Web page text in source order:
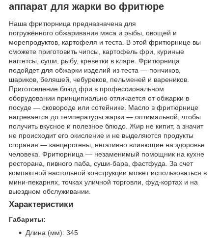
аппарат для жарки во фритюре
Наша фритюрница предназначена для
погружённого обжаривания мяса и рыбы, овощей и
морепродуктов, картофеля и теста. В этой фритюрнице вы
сможете приготовить чипсы, картофель фри, куриные
наггетсы, суши, рыбу, креветки в кляре. Фритюрница
подойдет для обжарки изделий из теста — пончиков,
шариков, беляшей, чебуреков, пельменей и вареников.
Приготовление блюд фри в профессиональном
оборудовании принципиально отличается от обжарки в
посуде — сковороде или сотейнике. Масло в фритюрнице
нагревается до температуры жарки — оптимальной, чтобы
получить вкусное и полезное блюдо. Жир не кипит, а значит
не происходит его окисление и не выделяются продукты
сгорания — канцерогены, негативно влияющие на здоровье
человека. Фритюрница — незаменимый помощник на кухне
ресторана, пивного паба, суши-бара, фастфуда. За счет
компактной настольной конструкции может использоваться в
мини-пекарнях, точках уличной торговли, фуд-кортах и на
выездном обслуживании.
Характеристики
Габариты:
Длина (мм): 345